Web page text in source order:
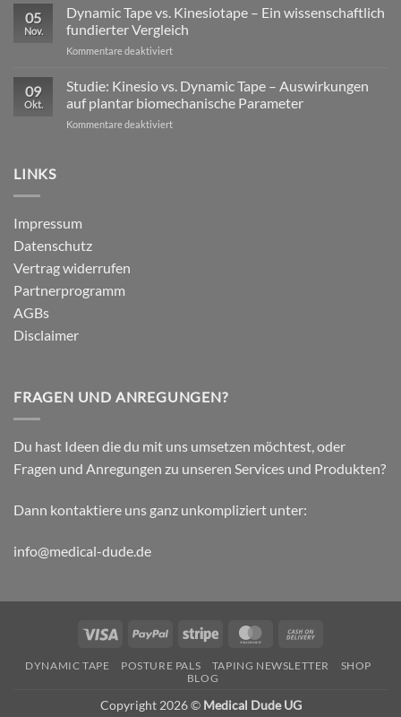
reine
Stabilisation
ausreicht
versus
neurophysiologische
Wirkungen
von
05
Nov.
Dynamic Tape vs. Kinesiotape – Ein wissenschaftlich
fundierter Vergleich
Kommentare deaktiviertfür
Tape
vs.
Kinesiotape
–
09
Okt.
Studie: Kinesio vs. Dynamic Tape – Auswirkungen
auf plantar biomechanische Parameter
Kommentare deaktiviertfür
LINKS
Impressum
Datenschutz
Vertrag widerrufen
Partnerprogramm
AGBs
Disclaimer
FRAGEN UND ANREGUNGEN?
Du hast Ideen die du mit uns umsetzen möchtest, oder
Fragen und Anregungen zu unseren Services und Produkten?
Dann kontaktiere uns ganz unkompliziert unter:
info@medical-dude.de
Visa PayPal Stripe MasterCard
Delivery
DYNAMIC TAPE POSTURE PALS TAPING NEWSLETTER
SHOP
BLOG
Copyright 2026 © Medical Dude UG